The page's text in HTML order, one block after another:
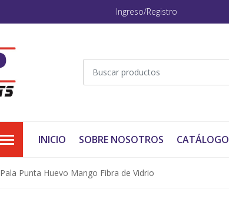
Ingreso/Registro
INICIO SOBRE NOSOTROS CATÁLOGO
Pala Punta Huevo Mango Fibra de Vidrio